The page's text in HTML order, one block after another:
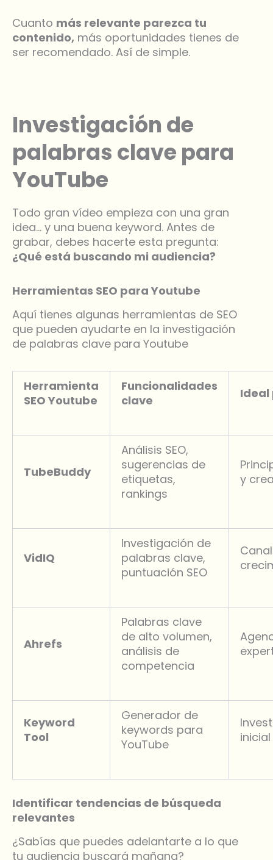
Cuanto más relevante parezca tu
contenido, más oportunidades tienes de
ser recomendado. Así de simple.
Investigación de
palabras clave para
YouTube
Todo gran vídeo empieza con una gran
idea… y una buena keyword. Antes de
grabar, debes hacerte esta pregunta:
¿Qué está buscando mi audiencia?
Herramientas SEO para Youtube
Aquí tienes algunas herramientas de SEO
que pueden ayudarte en la investigación
de palabras clave para Youtube
Herramienta
SEO Youtube
Funcionalidades
clave
Ideal
TubeBuddy
Análisis SEO,
sugerencias de
etiquetas,
rankings
y
VidIQ
Investigación de
palabras clave,
puntuación SEO
Ahrefs
Palabras clave
de alto volumen,
análisis de
competencia
Keyword
Tool
Generador de
keywords para
YouTube
inicial
Identificar tendencias de búsqueda
relevantes
¿Sabías que puedes adelantarte a lo que
tu audiencia buscará mañana?